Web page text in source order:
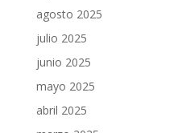
agosto 2025
julio 2025
junio 2025
mayo 2025
abril 2025